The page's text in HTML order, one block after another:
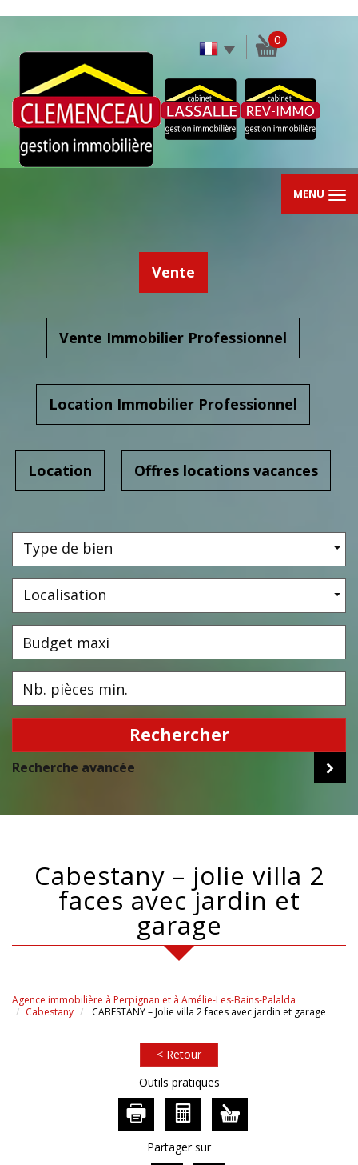
0
MENU
Vente
Vente Immobilier Professionnel
Location Immobilier Professionnel
Location Offres locations vacances
Type de bien
Localisation
Rechercher
Recherche avancée
cabestany – jolie villa 2
faces avec jardin et
garage
Agence immobilière à Perpignan et à Amélie-Les-Bains-Palalda
Cabestany
CABESTANY – Jolie villa 2 faces avec jardin et garage
< Retour
Outils pratiques
Partager sur